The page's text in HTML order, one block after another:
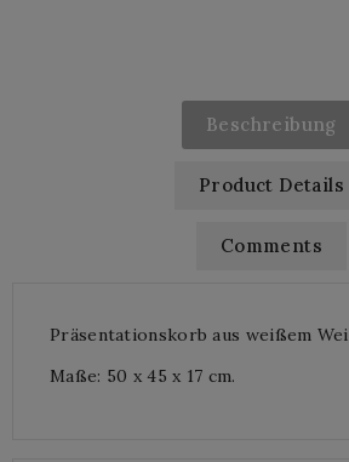
Beschreibung
Product Details
Comments
Präsentationskorb aus weißem
Maße: 50 x 45 x 17 cm.